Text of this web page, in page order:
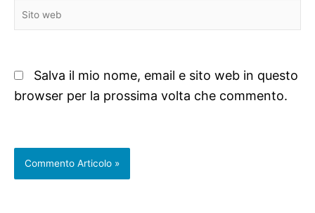
Sito
web
Salva il mio nome, email e sito web in questo
browser per la prossima volta che commento.